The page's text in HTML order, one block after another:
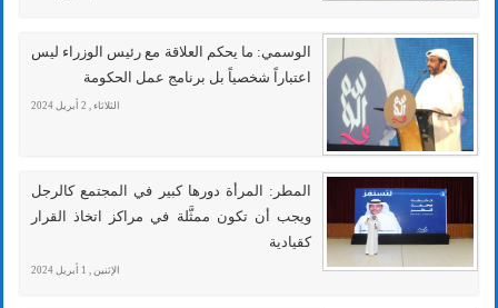
الوسمي: ما يحكم العلاقة مع رئيس الوزراء ليس
اعتباراً شخصياً بل برنامج عمل الحكومة
الثلاثاء , 2 أبريل 2024
المطر: المرأة دورها كبير في المجتمع كالرجل
ويجب أن تكون ممثَّلة في مراكز اتخاذ القرار
كقيادية
الإثنين , 1 أبريل 2024